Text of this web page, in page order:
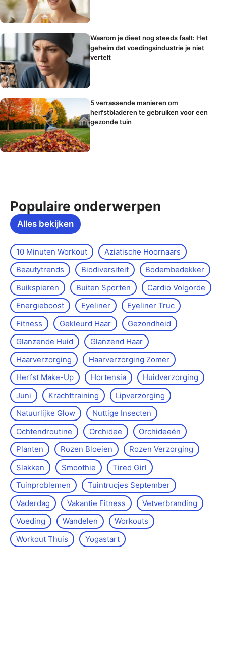
Waarom je dieet nog steeds faalt: Het
geheim dat voedingsindustrie je niet
vertelt
5 verrassende manieren om
herfstbladeren te gebruiken voor een
gezonde tuin
Populaire onderwerpen
Alles bekijken
10 Minuten Workout
Aziatische Hoornaars
Beautytrends
Biodiversiteit
Bodembedekker
Buikspieren
Buiten Sporten
Cardio Volgorde
Energieboost
Eyeliner
Eyeliner Truc
Fitness
Gekleurd Haar
Gezondheid
Glanzende Huid
Glanzend Haar
Haarverzorging
Haarverzorging Zomer
Herfst Make-Up
Hortensia
Huidverzorging
Juni
Krachttraining
Lipverzorging
Natuurlijke Glow
Nuttige Insecten
Ochtendroutine
Orchidee
Orchideeën
Planten
Rozen Bloeien
Rozen Verzorging
Slakken
Smoothie
Tired Girl
Tuinproblemen
Tuintrucjes September
Vaderdag
Vakantie Fitness
Vetverbranding
Voeding
Wandelen
Workouts
Workout Thuis
Yoga­start